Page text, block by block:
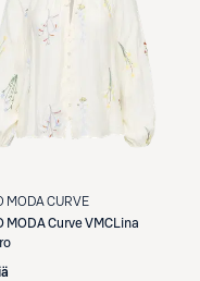
MODA CURVE
MODA CurveVMCLina